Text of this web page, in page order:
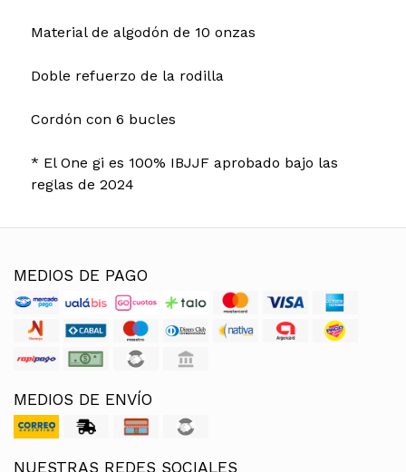
Material de algodón de 10 onzas
Doble refuerzo de la rodilla
Cordón con 6 bucles
* El One gi es 100% IBJJF aprobado bajo las
reglas de 2024
MEDIOS DE PAGO
MEDIOS DE ENVÍO
NUESTRAS REDES SOCIALES